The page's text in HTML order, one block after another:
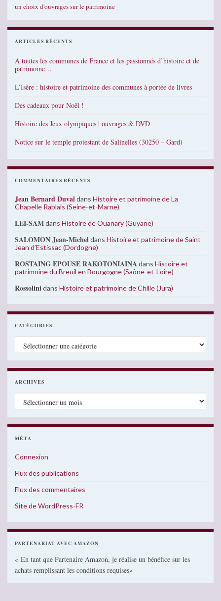
un choix d'ouvrages sur le patrimoine
ARTICLES RÉCENTS
A toutes les communes de France et les passionnés d’histoire et de
patrimoine…
L’Isère : histoire et patrimoine des communes à portée de livres
Des cadeaux pour Noël !
Histoire des Jeux olympiques | ouvrages & DVD
Notice sur le temple protestant de Salinelles (30250 – Gard)
COMMENTAIRES RÉCENTS
Jean Bernard Duvaldans Histoire et patrimoine de La
Chapelle Rablais (Seine-et-Marne)
LEI-SAMdans Histoire de Ouanary (Guyane)
SALOMON Jean-Micheldans Histoire et patrimoine de Saint
Jean d’Estissac (Dordogne)
ROSTAING EPOUSE RAKOTONIAINAdans Histoire et
patrimoine du Breuil en Bourgogne (Saône-et-Loire)
Rossolinidans Histoire et patrimoine de Chille (Jura)
CATÉGORIES
Catégories
ARCHIVES
Archives
MÉTA
Connexion
Flux des publications
Flux des commentaires
Site de WordPress-FR
PARTENARIAT AVEC AMAZON
« En tant que Partenaire Amazon, je réalise un bénéfice sur les
achats remplissant les conditions requises»